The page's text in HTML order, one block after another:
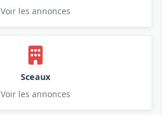
Voir les annonces
Sceaux
Voir les annonces